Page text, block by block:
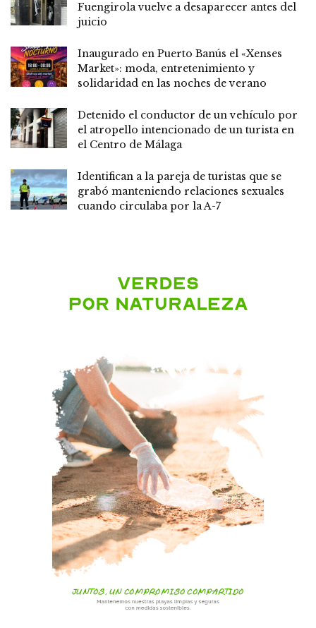
Fuengirola vuelve a desaparecer antes del
juicio
Inaugurado en Puerto Banús el «Xenses
Market»: moda, entretenimiento y
solidaridad en las noches de verano
Detenido el conductor de un vehículo por
el atropello intencionado de un turista en
el Centro de Málaga
Identifican a la pareja de turistas que se
grabó manteniendo relaciones sexuales
cuando circulaba por la A-7